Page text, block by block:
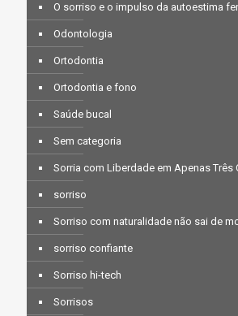
O sorriso e o impulso da autoestima
Odontologia
Ortodontia
Ortodontia e fono
Saúde bucal
Sem categoria
Sorria com Liberdade em Apenas Três
sorriso
Sorriso com naturalidade não sai de
sorriso confiante
Sorriso hi-tech
Sorrisos